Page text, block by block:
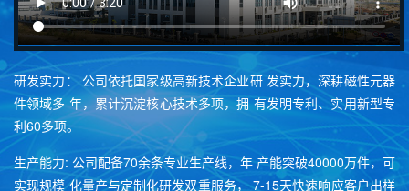
研发实力： 公司依托国家级高新技术企业研 发实力，深耕磁性元器
件领域多 年，累计沉淀核心技术多项，拥 有发明专利、实用新型专
利60多项。
生产能力: 公司配备70余条专业生产线，年 产能突破40000万件，可
实现规模 化量产与定制化研发双重服务， 7-15天快速响应客户出样